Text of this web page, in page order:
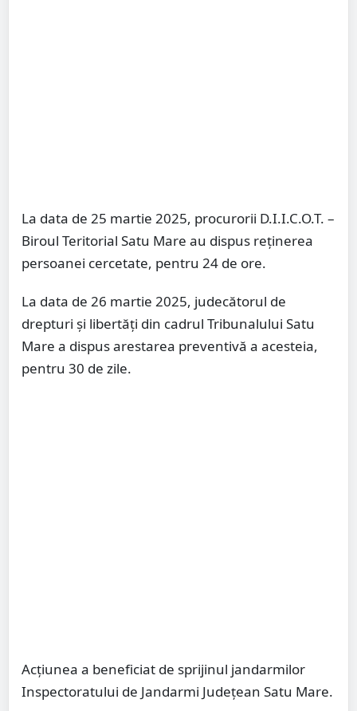
La data de 25 martie 2025, procurorii D.I.I.C.O.T. –
Biroul Teritorial Satu Mare au dispus reținerea
persoanei cercetate, pentru 24 de ore.
La data de 26 martie 2025, judecătorul de
drepturi și libertăți din cadrul Tribunalului Satu
Mare a dispus arestarea preventivă a acesteia,
pentru 30 de zile.
Acțiunea a beneficiat de sprijinul jandarmilor
Inspectoratului de Jandarmi Județean Satu Mare.